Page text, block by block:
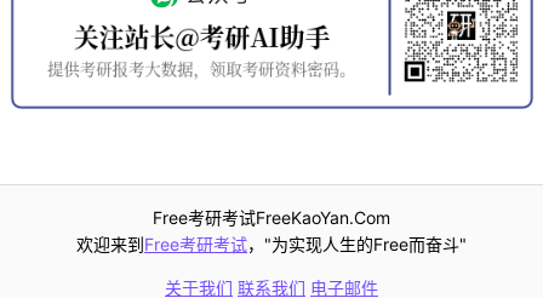
Free考研考试FreeKaoYan.Com
欢迎来到Free考研考试，"为实现人生的Free而奋斗"
关于我们 联系我们 电子邮件